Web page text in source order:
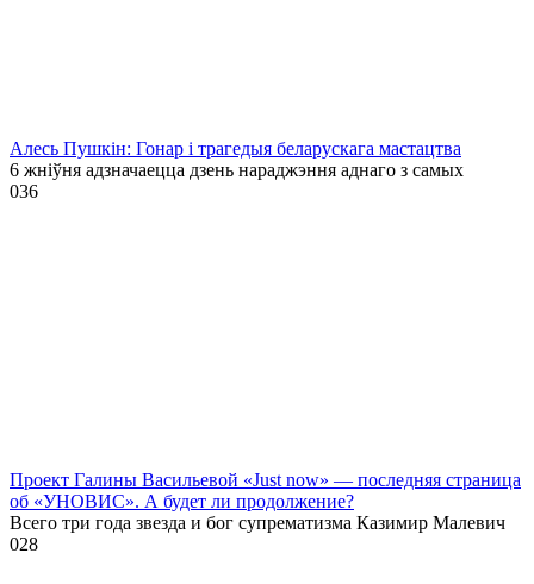
Алесь Пушкін: Гонар і трагедыя беларускага мастацтва
6 жніўня адзначаецца дзень нараджэння аднаго з самых
036
Проект Галины Васильевой «Just now» — последняя страница
об «УНОВИС». А будет ли продолжение?
Всего три года звезда и бог супрематизма Казимир Малевич
028